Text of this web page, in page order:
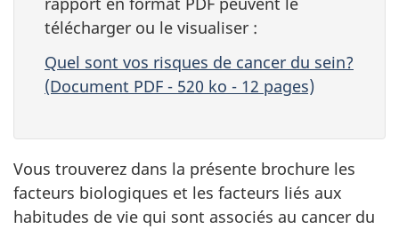
télécharger ou le visualiser :
Quel sont vos risques de cancer du sein?
(Document PDF - 520 ko - 12 pages)
Vous trouverez dans la présente brochure les
facteurs biologiques et les facteurs liés aux
habitudes de vie qui sont associés au cancer du